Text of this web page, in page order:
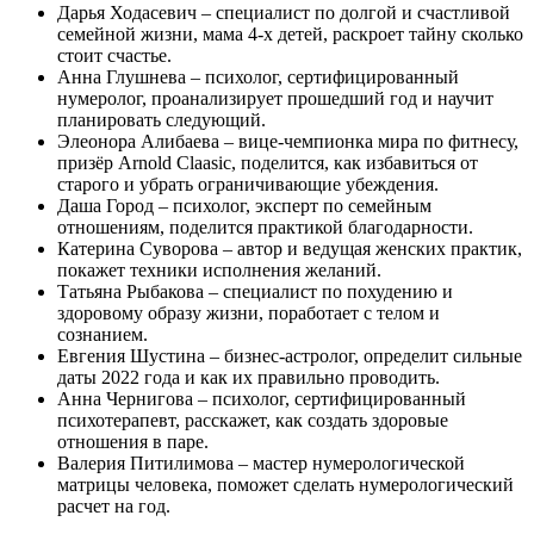
Дарья Ходасевич – специалист по долгой и счастливой
семейной жизни, мама 4-х детей, раскроет тайну сколько
стоит счастье.
Анна Глушнева – психолог, сертифицированный
нумеролог, проанализирует прошедший год и научит
планировать следующий.
Элеонора Алибаева – вице-чемпионка мира по фитнесу,
призёр Arnold Claasic, поделится, как избавиться от
старого и убрать ограничивающие убеждения.
Даша Город – психолог, эксперт по семейным
отношениям, поделится практикой благодарности.
Катерина Суворова – автор и ведущая женских практик,
покажет техники исполнения желаний.
Татьяна Рыбакова – специалист по похудению и
здоровому образу жизни, поработает с телом и
сознанием.
Евгения Шустина – бизнес-астролог, определит сильные
даты 2022 года и как их правильно проводить.
Анна Чернигова – психолог, сертифицированный
психотерапевт, расскажет, как создать здоровые
отношения в паре.
Валерия Питилимова – мастер нумерологической
матрицы человека, поможет сделать нумерологический
расчет на год.